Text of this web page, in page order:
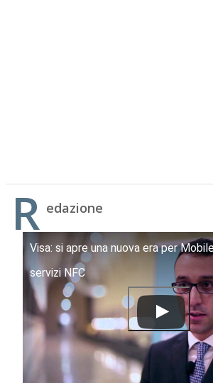
R edazione
Visa: si apre una nuova era per
servizi NFC